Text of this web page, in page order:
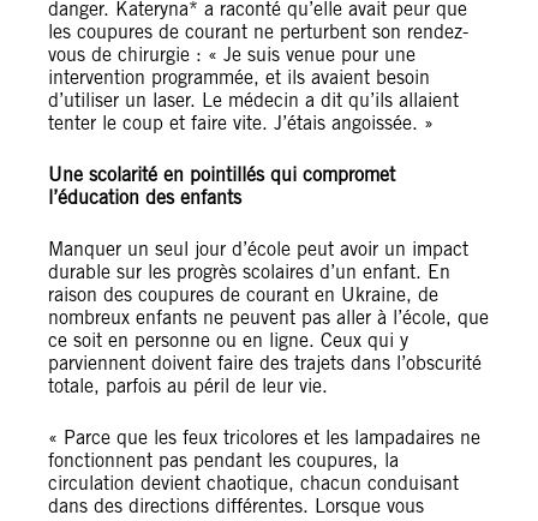
danger. Kateryna* a raconté qu’elle avait peur que
les coupures de courant ne perturbent son rendez-
vous de chirurgie : « Je suis venue pour une
intervention programmée, et ils avaient besoin
d’utiliser un laser. Le médecin a dit qu’ils allaient
tenter le coup et faire vite. J’étais angoissée. »
Une scolarité en pointillés qui compromet
l’éducation des enfants
Manquer un seul jour d’école peut avoir un impact
durable sur les progrès scolaires d’un enfant. En
raison des coupures de courant en Ukraine, de
nombreux enfants ne peuvent pas aller à l’école, que
ce soit en personne ou en ligne. Ceux qui y
parviennent doivent faire des trajets dans l’obscurité
totale, parfois au péril de leur vie.
« Parce que les feux tricolores et les lampadaires ne
fonctionnent pas pendant les coupures, la
circulation devient chaotique, chacun conduisant
dans des directions différentes. Lorsque vous